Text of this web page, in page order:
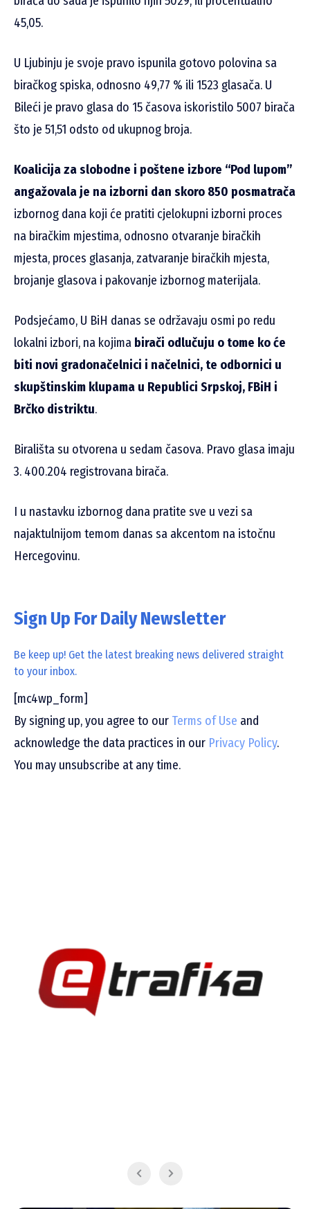
45,05.
U Ljubinju je svoje pravo ispunila gotovo polovina sa
biračkog spiska, odnosno 49,77 % ili 1523 glasača. U
Bileći je pravo glasa do 15 časova iskoristilo 5007 birača
što je 51,51 odsto od ukupnog broja.
Koalicija za slobodne i poštene izbore “Pod lupom”
angažovala je na izborni dan skoro 850 posmatrača
izbornog dana koji će pratiti cjelokupni izborni proces
na biračkim mjestima, odnosno otvaranje biračkih
mjesta, proces glasanja, zatvaranje biračkih mjesta,
brojanje glasova i pakovanje izbornog materijala.
Podsjećamo, U BiH danas se održavaju osmi po redu
lokalni izbori, na kojima birači odlučuju o tome ko će
biti novi gradonačelnici i načelnici, te odbornici u
skupštinskim klupama u Republici Srpskoj, FBiH i
Brčko distriktu.
Birališta su otvorena u sedam časova. Pravo glasa imaju
3. 400.204 registrovana birača.
I u nastavku izbornog dana pratite sve u vezi sa
najaktulnijom temom danas sa akcentom na istočnu
Hercegovinu.
Sign Up For Daily Newsletter
Be keep up! Get the latest breaking news delivered straight
to your inbox.
[mc4wp_form]
By signing up, you agree to our Terms of Use and
acknowledge the data practices in our Privacy Policy.
You may unsubscribe at any time.